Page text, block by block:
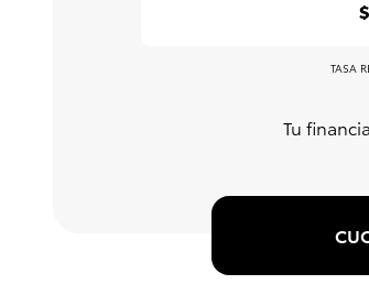
TASA
Tu